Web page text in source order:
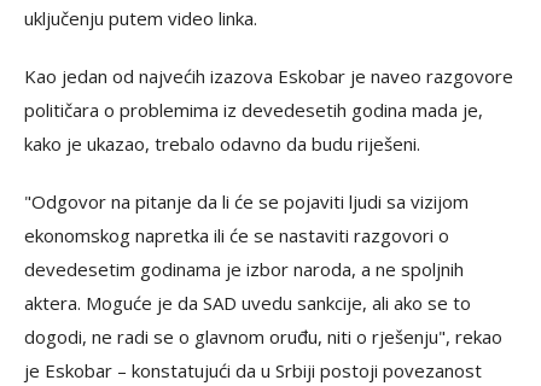
uključenju putem video linka.
Kao jedan od najvećih izazova Eskobar je naveo razgovore
političara o problemima iz devedesetih godina mada je,
kako je ukazao, trebalo odavno da budu riješeni.
"Odgovor na pitanje da li će se pojaviti ljudi sa vizijom
ekonomskog napretka ili će se nastaviti razgovori o
devedesetim godinama je izbor naroda, a ne spoljnih
aktera. Moguće je da SAD uvedu sankcije, ali ako se to
dogodi, ne radi se o glavnom oruđu, niti o rješenju", rekao
je Eskobar – konstatujući da u Srbiji postoji povezanost